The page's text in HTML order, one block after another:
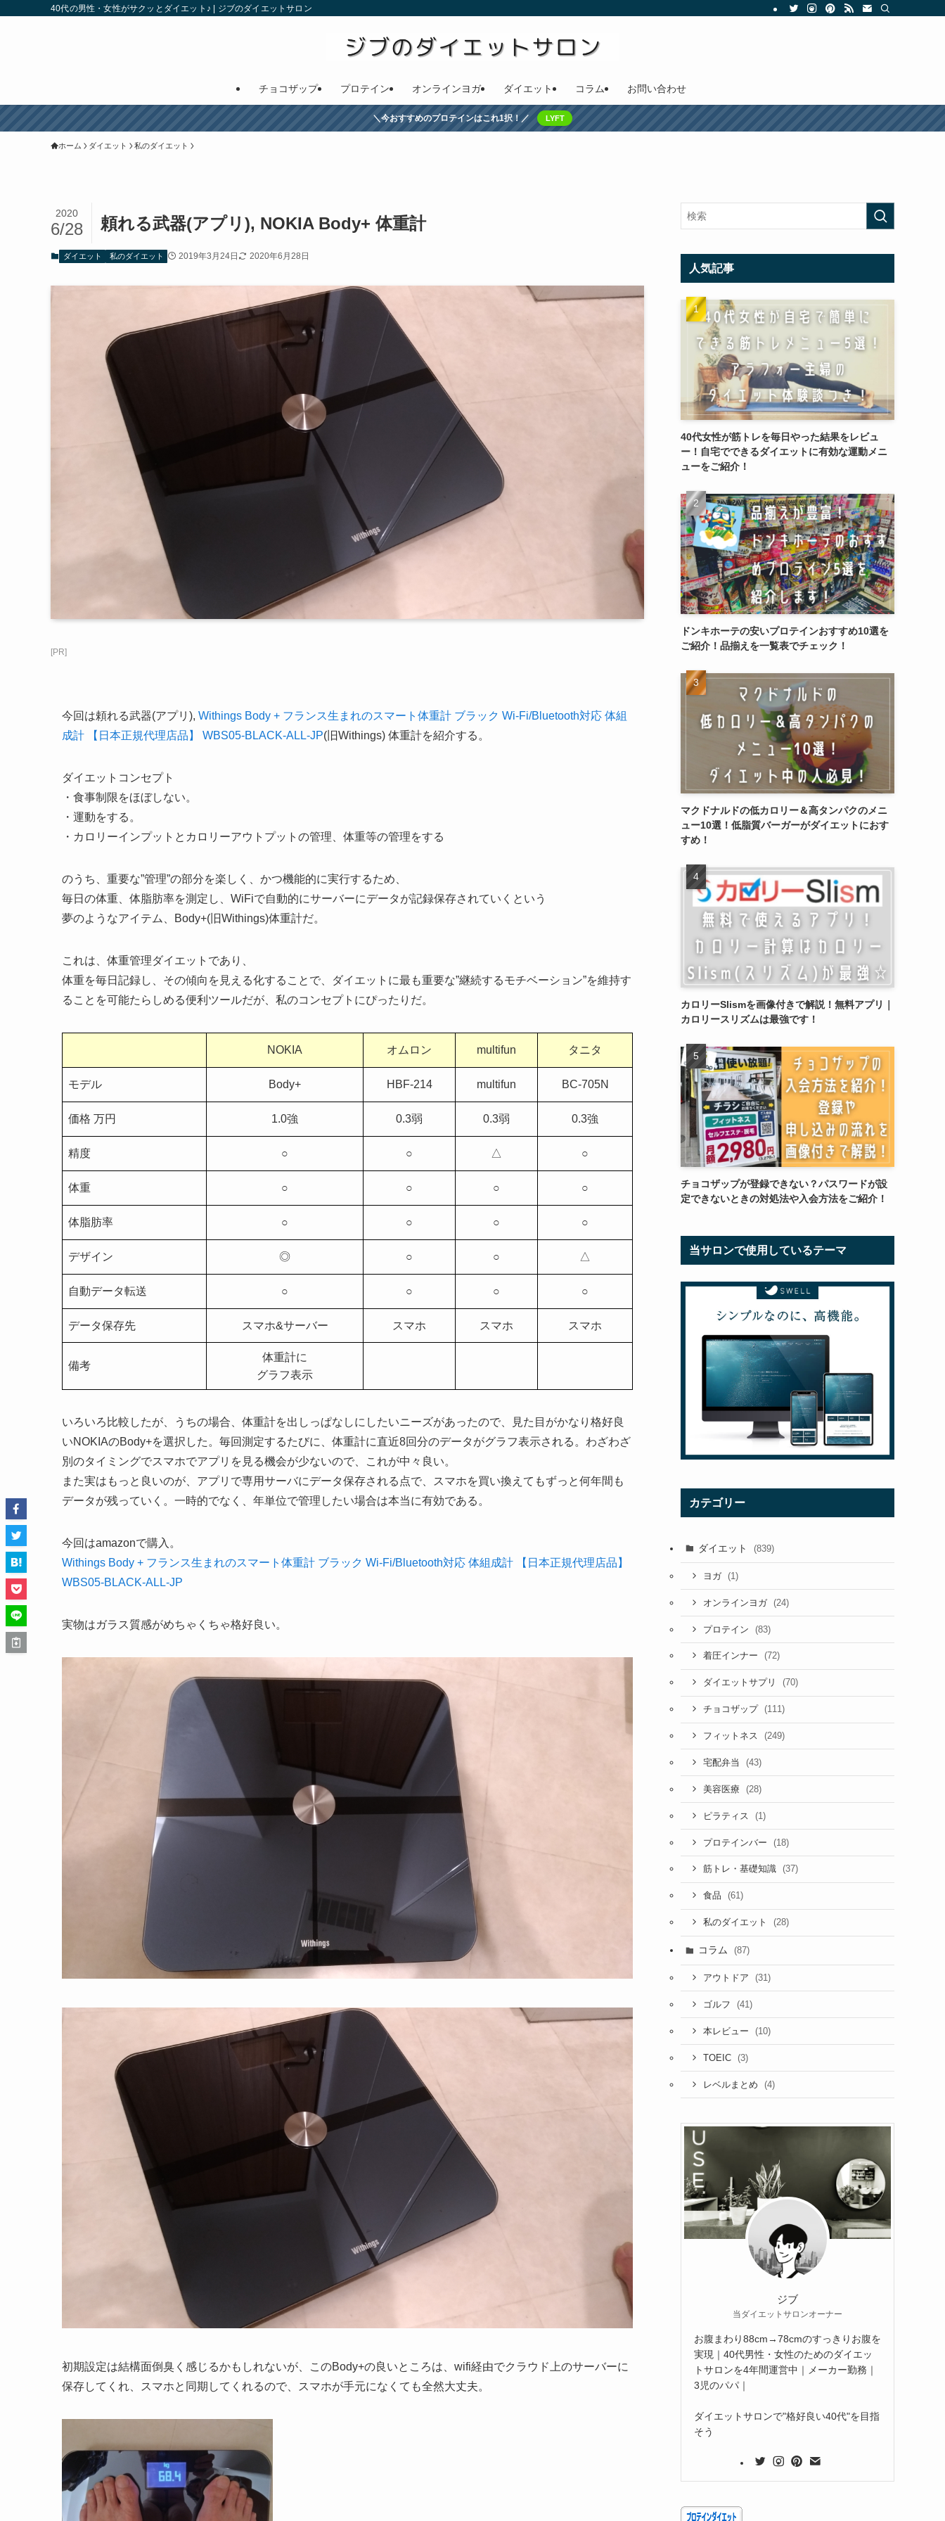
40代の男性・女性がサクッとダイエット♪ | ジブのダイエットサロン
チョコザップ プロテイン オンラインヨガ ダイエット コラム お問い合わせ
＼今おすすめのプロテインはこれ1択！／ LYFT
ホーム ダイエット 私のダイエット
頼れる武器(アプリ), NOKIA Body+ 体重計
2020
6/28
ダイエット 私のダイエット 2019年3月24日 2020年6月28日
[PR]
今回は頼れる武器(アプリ), Withings Body + フランス生まれのスマート体重計 ブラック Wi-Fi/Bluetooth対応 体組
成計 【日本正規代理店品】 WBS05-BLACK-ALL-JP(旧Withings) 体重計を紹介する。
ダイエットコンセプト
・食事制限をほぼしない。
・運動をする。
・カロリーインプットとカロリーアウトプットの管理、体重等の管理をする
のうち、重要な”管理”の部分を楽しく、かつ機能的に実行するため、
毎日の体重、体脂肪率を測定し、WiFiで自動的にサーバーにデータが記録保存されていくという
夢のようなアイテム、Body+(旧Withings)体重計だ。
これは、体重管理ダイエットであり、
体重を毎日記録し、その傾向を見える化することで、ダイエットに最も重要な”継続するモチベーション”を維持す
ることを可能たらしめる便利ツールだが、私のコンセプトにぴったりだ。
NOKIA オムロン multifun タニタ
モデル Body+ HBF-214 multifun BC-705N
価格 万円 1.0強 0.3弱 0.3弱 0.3強
精度 ○ ○ △ ○
体重 ○ ○ ○ ○
体脂肪率 ○ ○ ○ ○
デザイン ◎ ○ ○ △
自動データ転送 ○ ○ ○ ○
データ保存先 スマホ&サーバー スマホ スマホ スマホ
備考
体重計に
グラフ表示
いろいろ比較したが、うちの場合、体重計を出しっぱなしにしたいニーズがあったので、見た目がかなり格好良
いNOKIAのBody+を選択した。毎回測定するたびに、体重計に直近8回分のデータがグラフ表示される。わざわざ
別のタイミングでスマホでアプリを見る機会が少ないので、これが中々良い。
また実はもっと良いのが、アプリで専用サーバにデータ保存される点で、スマホを買い換えてもずっと何年間も
データが残っていく。一時的でなく、年単位で管理したい場合は本当に有効である。
今回はamazonで購入。
Withings Body + フランス生まれのスマート体重計 ブラック Wi-Fi/Bluetooth対応 体組成計 【日本正規代理店品】
WBS05-BLACK-ALL-JP
実物はガラス質感がめちゃくちゃ格好良い。
初期設定は結構面倒臭く感じるかもしれないが、このBody+の良いところは、wifi経由でクラウド上のサーバーに
保存してくれ、スマホと同期してくれるので、スマホが手元になくても全然大丈夫。
人気記事
40代女性が筋トレを毎日やった結果をレビュ
ー！自宅でできるダイエットに有効な運動メニ
ューをご紹介！
ドンキホーテの安いプロテインおすすめ10選を
ご紹介！品揃えを一覧表でチェック！
マクドナルドの低カロリー＆高タンパクのメニ
ュー10選！低脂質バーガーがダイエットにおす
すめ！
カロリーSlismを画像付きで解説！無料アプリ｜
カロリースリズムは最強です！
チョコザップが登録できない？パスワードが設
定できないときの対処法や入会方法をご紹介！
当サロンで使用しているテーマ
カテゴリー
ダイエット (839)
ヨガ (1)
オンラインヨガ (24)
プロテイン (83)
着圧インナー (72)
ダイエットサプリ (70)
チョコザップ (111)
フィットネス (249)
宅配弁当 (43)
美容医療 (28)
ピラティス (1)
プロテインバー (18)
筋トレ・基礎知識 (37)
食品 (61)
私のダイエット (28)
コラム (87)
アウトドア (31)
ゴルフ (41)
本レビュー (10)
TOEIC (3)
レベルまとめ (4)
ジブ
当ダイエットサロンオーナー
お腹まわり88cm→78cmのすっきりお腹を
実現｜40代男性・女性のためのダイエッ
トサロンを4年間運営中｜メーカー勤務｜
3児のパパ｜
ダイエットサロンで"格好良い40代"を目指
そう